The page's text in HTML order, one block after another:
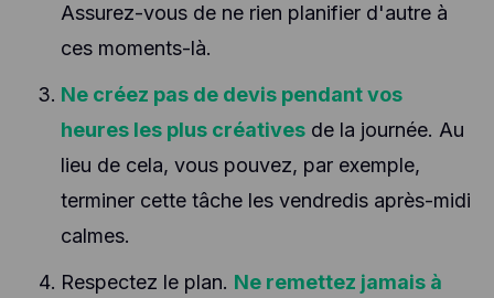
Assurez-vous de ne rien planifier d'autre à
ces moments-là.
Ne créez pas de devis pendant vos
heures les plus créatives de la journée. Au
lieu de cela, vous pouvez, par exemple,
terminer cette tâche les vendredis après-midi
calmes.
Respectez le plan. Ne remettez jamais à